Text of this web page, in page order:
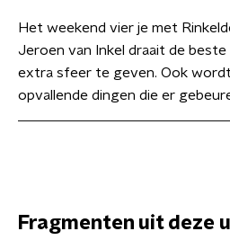
Het weekend vier je met
Jeroen van Inkel draait de beste
extra sfeer te geven. Ook
opvallende dingen die er
Fragmenten uit deze